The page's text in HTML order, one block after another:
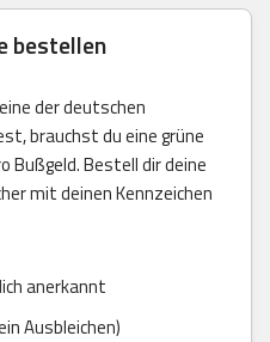
bestellen
der deutschen
brauchst du eine grüne
Bußgeld. Bestell dir deine
mit deinen Kennzeichen
anerkannt
Ausbleichen)